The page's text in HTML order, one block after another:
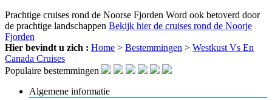
Prachtige cruises rond de Noorse Fjorden Word ook betoverd door
de prachtige landschappen Bekijk hier de cruises rond de Noorje
Fjorden
Hier bevindt u zich : Home > Bestemmingen > Westkust Vs En
Canada Cruises
Populaire bestemmingen
Algemene informatie